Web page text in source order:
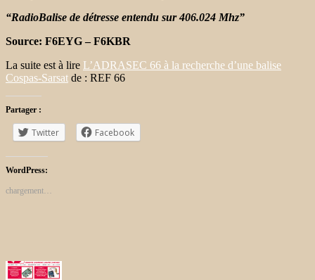
“RadioBalise de détresse entendu sur 406.024 Mhz”
Source: F6EYG – F6KBR
La suite est à lire L’ADRASEC 66 à la recherche d’une balise
Cospas-Sarsat de : REF 66
Partager :
Twitter Facebook
WordPress:
chargement…